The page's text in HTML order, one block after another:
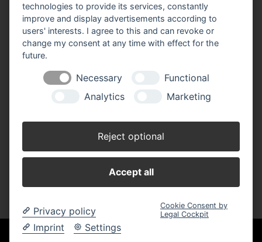
Impressum Datenschutz Widerruf-Formular
Cookie-Einstellungen ändern
26892 Dörpen
Telefon: 04963 8838
Montag - Freitag
Samstag
08.30 - 13.00 Uhr
technologies to provide its services, constantly
improve and display advertisements according to
users' interests. I agree to this and can revoke or
change my consent at any time with effect for the
future.
Necessary
Functional
Analytics
Marketing
Reject optional
Accept all
Privacy policy
Imprint
Settings
Cookie Consent by
Legal Cockpit